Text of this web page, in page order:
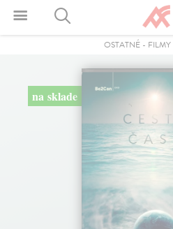
OSTATNÉ - FILMY
na sklade